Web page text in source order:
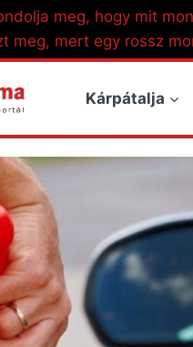
meg, hogy mit
meg, mert egy rossz
Kárpátalja